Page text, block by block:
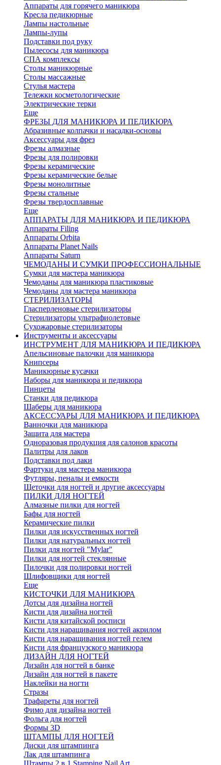
Аппараты для горячего маникюра
Кресла педикюрные
Лампы настольные
Лампы-лупы
Подставки под руку
Пылесосы для маникюра
СПА комплексы
Столы маникюрные
Столы массажные
Стулья мастера
Тележки косметологические
Электрические терки
Еще
ФРЕЗЫ ДЛЯ МАНИКЮРА И ПЕДИКЮРА
Абразивные колпачки и насадки-основы
Аксессуары для фрез
Фрезы алмазные
Фрезы для полировки
Фрезы керамические
Фрезы керамические белые
Фрезы монолитные
Фрезы стальные
Фрезы твердосплавные
Еще
АППАРАТЫ ДЛЯ МАНИКЮРА И ПЕДИКЮРА
Аппараты Filing
Аппараты Orbita
Аппараты Planet Nails
Аппараты Saturn
ЧЕМОДАНЫ И СУМКИ ПРОФЕССИОНАЛЬНЫЕ
Сумки для мастера маникюра
Чемоданы для маникюра пластиковые
Чемоданы для мастера маникюра
СТЕРИЛИЗАТОРЫ
Гласперленовые стерилизаторы
Стерилизаторы ультрафиолетовые
Сухожаровые стерилизаторы
Инструменты и аксессуары
ИНСТРУМЕНТ ДЛЯ МАНИКЮРА И ПЕДИКЮРА
Апельсиновые палочки для маникюра
Книпсеры
Маникюрные кусачки
Наборы для маникюра и педикюра
Пинцеты
Станки для педикюра
Шаберы для маникюра
АКСЕССУАРЫ ДЛЯ МАНИКЮРА И ПЕДИКЮРА
Ванночки для маникюра
Защита для мастера
Одноразовая продукция для салонов красоты
Палитры для лаков
Подставки под лаки
Фартуки для мастера маникюра
Футляры, пеналы и емкости
Щеточки для ногтей и другие аксессуары
ПИЛКИ ДЛЯ НОГТЕЙ
Алмазные пилки для ногтей
Бафы для ногтей
Керамические пилки
Пилки для искусственных ногтей
Пилки для натуральных ногтей
Пилки для ногтей "Mylar"
Пилки для ногтей стеклянные
Пилочки для полировки ногтей
Шлифовщики для ногтей
Еще
КИСТОЧКИ ДЛЯ МАНИКЮРА
Дотсы для дизайна ногтей
Кисти для дизайна ногтей
Кисти для китайской росписи
Кисти для наращивания ногтей акрилом
Кисти для наращивания ногтей гелем
Кисти для французского маникюра
ДИЗАЙН ДЛЯ НОГТЕЙ
Дизайн для ногтей в банке
Дизайн для ногтей в пакете
Наклейки на ногти
Стразы
Трафареты для ногтей
Фимо для дизайна ногтей
Фольга для ногтей
Формы 3D
ШТАМПЫ ДЛЯ НОГТЕЙ
Диски для штампинга
Лак для штампинга
Штампы 2 в 1 Stamping Nail Art